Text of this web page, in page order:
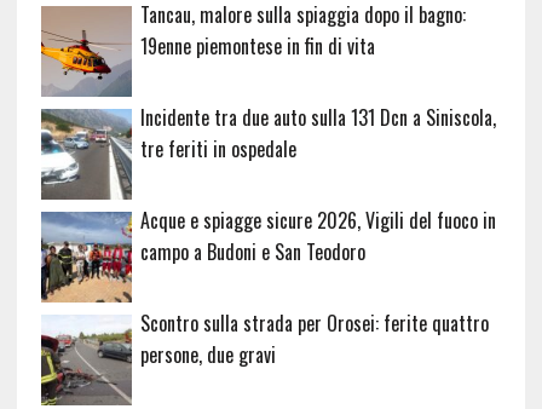
Tancau, malore sulla spiaggia dopo il bagno:
19enne piemontese in fin di vita
Incidente tra due auto sulla 131 Dcn a Siniscola,
tre feriti in ospedale
Acque e spiagge sicure 2026, Vigili del fuoco in
campo a Budoni e San Teodoro
Scontro sulla strada per Orosei: ferite quattro
persone, due gravi